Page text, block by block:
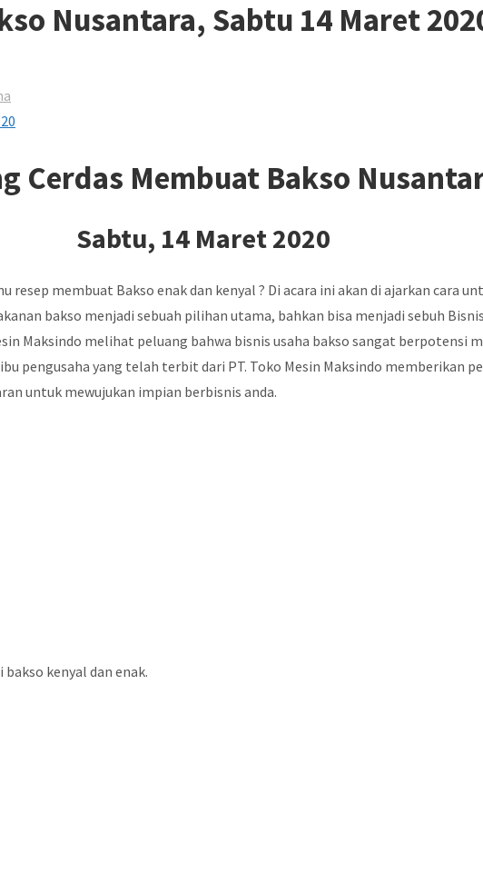
Nusantara, Sabtu 14 Maret
Cerdas Membuat Bakso
Sabtu, 14 Maret 2020
resep membuat Bakso enak dan kenyal ? Di acara ini akan di ajarkan cara
bakso menjadi sebuah pilihan utama, bahkan bisa menjadi sebuh
Maksindo melihat peluang bahwa bisnis usaha bakso sangat berpotensi
pengusaha yang telah terbit dari PT. Toko Mesin Maksindo memberikan
untuk mewujukan impian berbisnis anda.
kenyal dan enak.